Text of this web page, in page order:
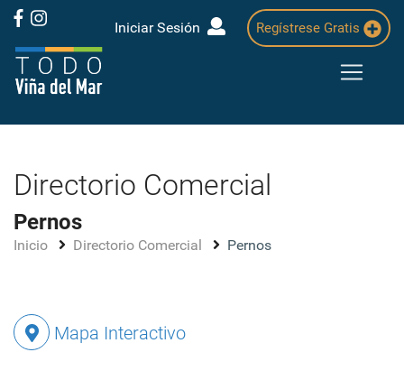
Iniciar Sesión Regístrese Gratis
Directorio Comercial
Pernos
Inicio Directorio Comercial Pernos
Mapa Interactivo